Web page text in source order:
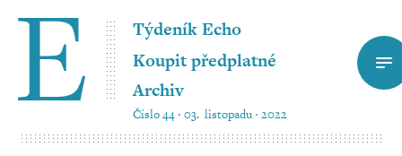
Týdeník Echo
Koupit předplatné
Archiv
Číslo 44 ‧ 03. listopadu ‧ 2022